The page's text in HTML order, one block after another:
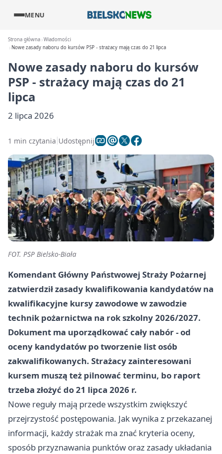
MENU
Strona główna Wiadomości
Nowe zasady naboru do kursów PSP - strażacy mają czas do 21 lipca
Nowe zasady naboru do kursów
PSP - strażacy mają czas do 21
lipca
2 lipca 2026
1 min czytania Udostępnij
FOT. PSP Bielsko-Biała
Komendant Główny Państwowej Straży Pożarnej
zatwierdził zasady kwalifikowania kandydatów na
kwalifikacyjne kursy zawodowe w zawodzie
technik pożarnictwa na rok szkolny 2026/2027.
Dokument ma uporządkować cały nabór - od
oceny kandydatów po tworzenie list osób
zakwalifikowanych. Strażacy zainteresowani
kursem muszą też pilnować terminu, bo raport
trzeba złożyć do 21 lipca 2026 r.
Nowe reguły mają przede wszystkim zwiększyć
przejrzystość postępowania. Jak wynika z przekazanej
informacji, każdy strażak ma znać kryteria oceny,
sposób przyznawania punktów oraz zasady układania